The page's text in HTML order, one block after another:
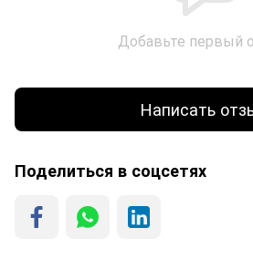
Добавьте первый
Написать
Поделиться в соцсетях